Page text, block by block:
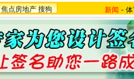
焦点房地产 搜狗 新闻 -